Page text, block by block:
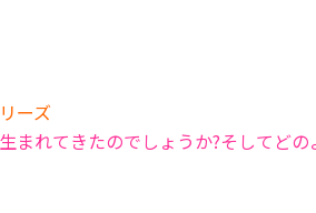
ーズ
まれてきたのでしょうか?そしてど